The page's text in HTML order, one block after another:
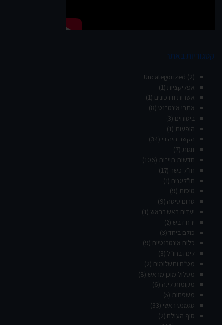
קטגוריות באתר
Uncategorized (2)
אפליקציות (1)
אשרות ודרכונים (1)
אתרי אינטרנט (8)
ביטוחים (3)
הופעות (1)
הקשר היהודי (34)
זוגות (7)
חדשות תיירות (106)
חו"ל כשר (17)
חו"ליגנים (1)
טיסות (9)
טרום טיסה (9)
יעדים ראש בראש (1)
ירח דבש (2)
כולם ביחד (3)
כלים אינטרנטיים (9)
לינה בחו״ל (3)
מט״ח ותשלומים (2)
מסלול מוכן מראש (8)
מקומות לינה (6)
משפחות (5)
סגמנט ראשי (33)
סוף העולם (2)